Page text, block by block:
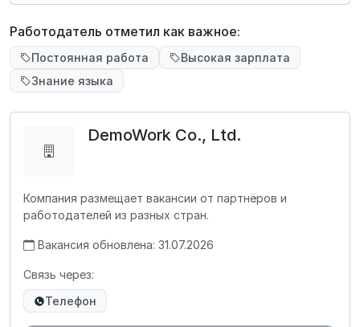
Работодатель отметил как важное:
Постоянная работа
Высокая зарплата
Знание языка
DemoWork Co., Ltd.
Компания размещает вакансии от партнёров и
работодателей из разных стран.
Вакансия обновлена: 31.07.2026
Связь через:
Телефон